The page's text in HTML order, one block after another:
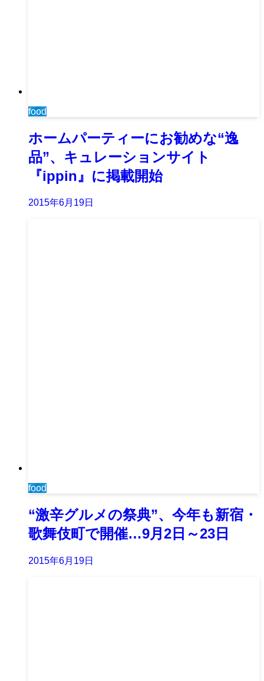
food
ホームパーティーにお勧めな“逸
品”、キュレーションサイト
『ippin』に掲載開始
2015年6月19日
food
“激辛グルメの祭典”、今年も新宿・
歌舞伎町で開催…9月2日～23日
2015年6月19日